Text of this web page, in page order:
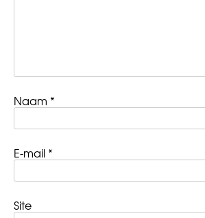
Naam *
E-mail *
Site